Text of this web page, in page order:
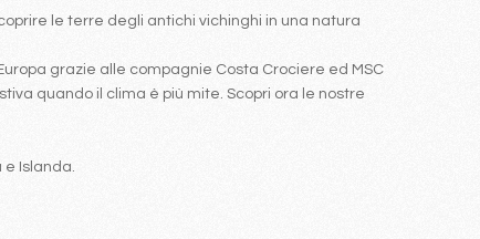
le terre degli antichi vichinghi in una natura
grazie alle compagnie Costa Crociere ed MSC
quando il clima è più mite. Scopri ora le nostre
e Islanda.